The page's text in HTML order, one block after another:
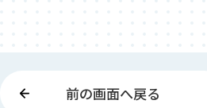
前の画面へ戻る